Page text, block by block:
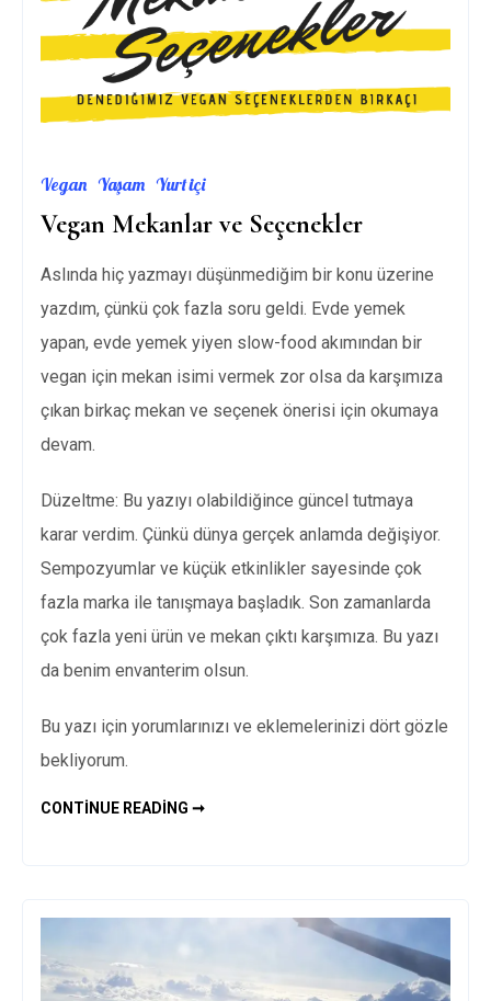
Vegan Yaşam Yurt içi
Vegan Mekanlar ve Seçenekler
Aslında hiç yazmayı düşünmediğim bir konu üzerine
yazdım, çünkü çok fazla soru geldi. Evde yemek
yapan, evde yemek yiyen slow-food akımından bir
vegan için mekan isimi vermek zor olsa da karşımıza
çıkan birkaç mekan ve seçenek önerisi için okumaya
devam.
Düzeltme: Bu yazıyı olabildiğince güncel tutmaya
karar verdim. Çünkü dünya gerçek anlamda değişiyor.
Sempozyumlar ve küçük etkinlikler sayesinde çok
fazla marka ile tanışmaya başladık. Son zamanlarda
çok fazla yeni ürün ve mekan çıktı karşımıza. Bu yazı
da benim envanterim olsun.
Bu yazı için yorumlarınızı ve eklemelerinizi dört gözle
bekliyorum.
CONTINUE READING ➞VEGAN